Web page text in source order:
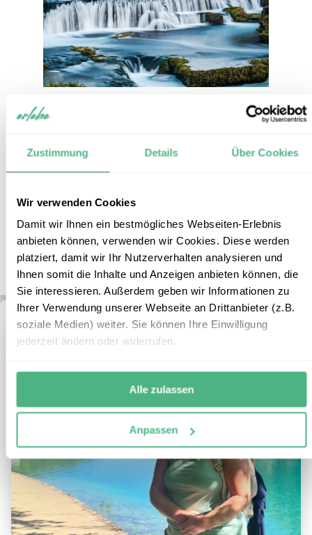
Zustimmung Details Über Cookies
Wir verwenden Cookies
Damit wir Ihnen ein bestmögliches Webseiten-Erlebnis
anbieten können, verwenden wir Cookies. Diese werden
platziert, damit wir Ihr Nutzerverhalten analysieren und
Ihnen somit die Inhalte und Anzeigen anbieten können, die
Sie interessieren. Außerdem geben wir Informationen zu
Ihrer Verwendung unserer Webseite an Drittanbieter (z.B.
soziale Medien) weiter. Sie können Ihre Einwilligung
jederzeit ändern oder widerrufen.
Alle zulassen
Anpassen
6 Aktiv im Una Nationalpark
Reiseform:
Individualbaustein
Reisedauer:
3 Tage / 2 Nächte
Reisepreis:
ab € 270,- p.P. bei 2 Personen
Mehr Informationen
ZUM REISEBAUSTEIN